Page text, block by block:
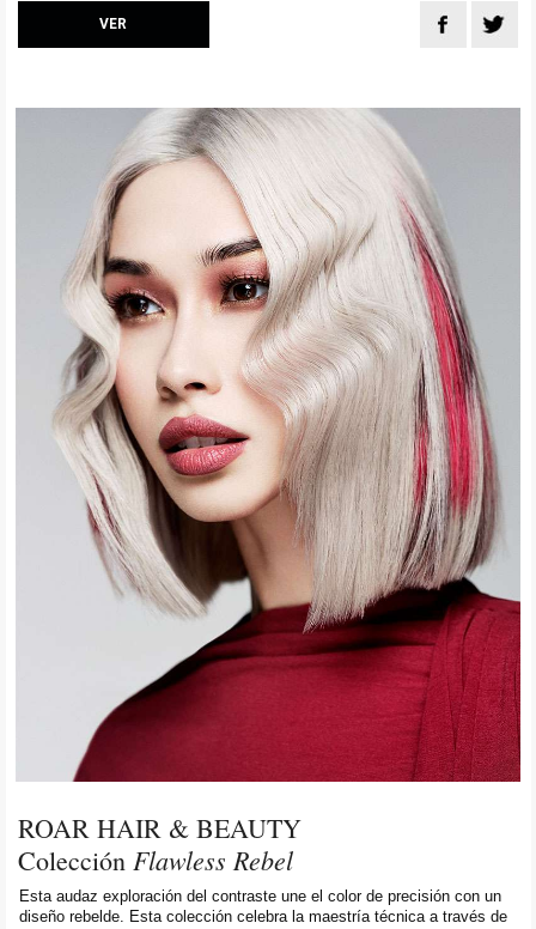
VER
ROAR HAIR & BEAUTY
Colección Flawless Rebel
Esta audaz exploración del contraste une el color de precisión con un
diseño rebelde. Esta colección celebra la maestría técnica a través de